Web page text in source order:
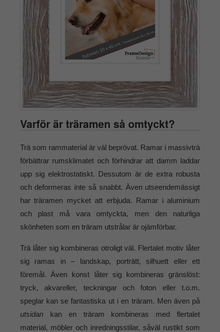
Varför är träramen så omtyckt?
Trä som rammaterial är väl beprövat. Ramar i massivträ
förbättrar rumsklimatet och förhindrar att damm laddar
upp sig elektrostatiskt. Dessutom är de extra robusta
och deformeras inte så snabbt. Även utseendemässigt
har träramen mycket att erbjuda. Ramar i aluminium
och plast må vara omtyckta, men den naturliga
skönheten som en träram utstrålar är ojämförbar.
Trä låter sig kombineras otroligt väl. Flertalet motiv låter
sig ramas in – landskap, porträtt, silhuett eller ett
föremål. Även konst låter sig kombineras gränslöst:
tryck, akvareller, teckningar och foton eller t.o.m.
speglar kan se fantastiska ut i en träram. Men även på
utsidankan en träram kombineras med flertalet
material, möbler och inredningsstilar, såväl rustikt som